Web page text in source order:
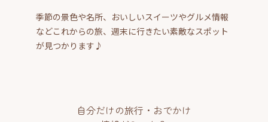
季節の景色や名所、おいしいスイーツやグルメ情報
などこれからの旅、週末に行きたい素敵なスポット
が見つかります♪
自分だけの旅行・おでかけ